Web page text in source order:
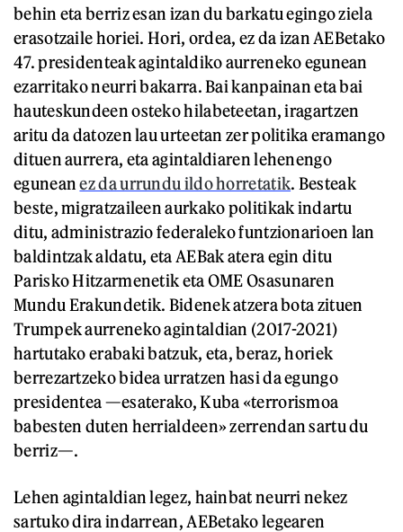
behin eta berriz esan izan du barkatu egingo ziela
erasotzaile horiei. Hori, ordea, ez da izan AEBetako
47. presidenteak agintaldiko aurreneko egunean
ezarritako neurri bakarra. Bai kanpainan eta bai
hauteskundeen osteko hilabeteetan, iragartzen
aritu da datozen lau urteetan zer politika eramango
dituen aurrera, eta agintaldiaren lehenengo
eguneanez da urrundu ildo horretatik. Besteak
beste, migratzaileen aurkako politikak indartu
ditu, administrazio federaleko funtzionarioen lan
baldintzak aldatu, eta AEBak atera egin ditu
Parisko Hitzarmenetik eta OME Osasunaren
Mundu Erakundetik. Bidenek atzera bota zituen
Trumpek aurreneko agintaldian (2017-2021)
hartutako erabaki batzuk, eta, beraz, horiek
berrezartzeko bidea urratzen hasi da egungo
presidentea —esaterako, Kuba «terrorismoa
babesten duten herrialdeen» zerrendan sartu du
berriz—.
Lehen agintaldian legez, hainbat neurri nekez
sartuko dira indarrean, AEBetako legearen